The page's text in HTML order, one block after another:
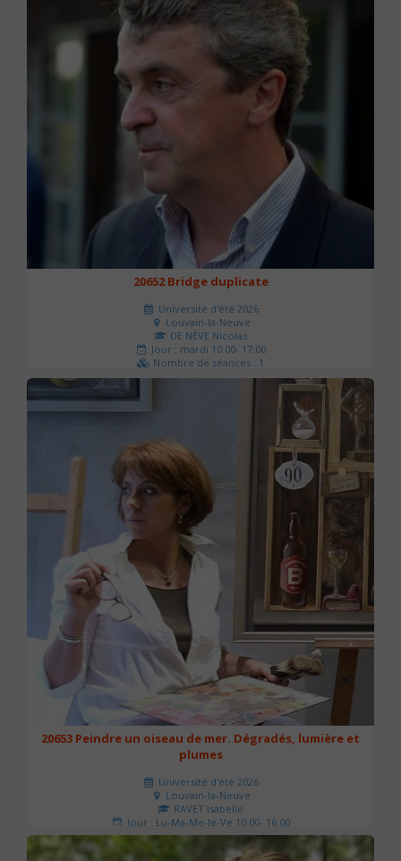
20652 Bridge duplicate
Université d'été 2026
Louvain-la-Neuve
DE NÈVE Nicolas
Jour : mardi 10:00- 17:00
Nombre de séances : 1
50 €
20653 Peindre un oiseau de mer. Dégradés, lumière et
plumes
Université d'été 2026
Louvain-la-Neuve
RAVET Isabelle
Jour : Lu-Ma-Me-Je-Ve 10:00- 16:00
Nombre de séances : 2